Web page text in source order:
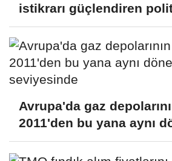
istikrarı güçlendiren
Avrupa'da gaz
2011'den bu yana aynı